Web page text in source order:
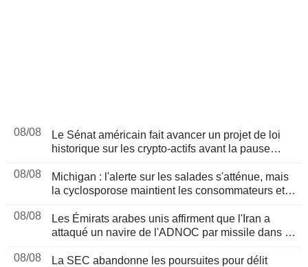
08/08
Le Sénat américain fait avancer un projet de loi
historique sur les crypto-actifs avant la pause
08/08
Michigan : l'alerte sur les salades s'atténue, mais
la cyclosporose maintient les consommateurs et
08/08
Les Émirats arabes unis affirment que l'Iran a
attaqué un navire de l'ADNOC par missile dans le
08/08
La SEC abandonne les poursuites pour délit